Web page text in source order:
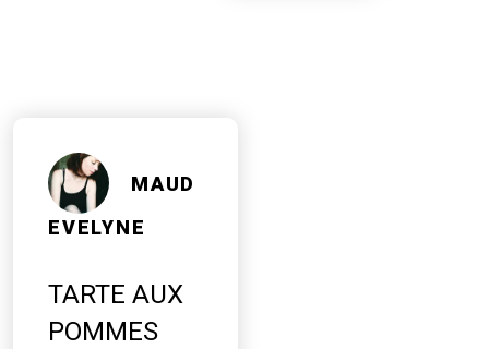
MAUD
EVELYNE
TARTE AUX
POMMES